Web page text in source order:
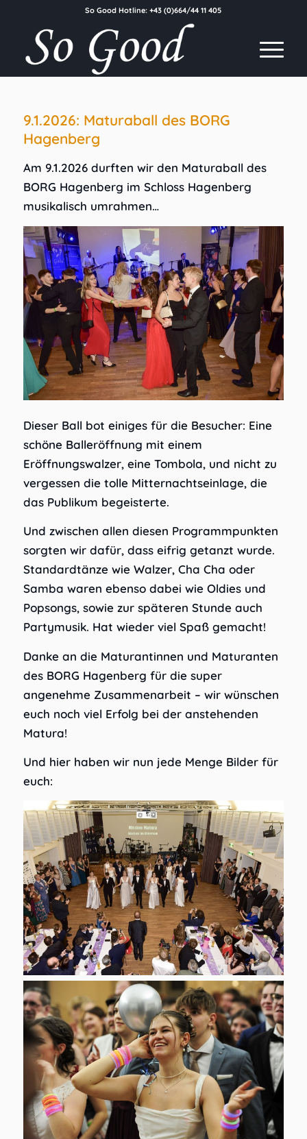
So Good Hotline:+43 (0)664/44 11 405
9.1.2026: Maturaball des BORG
Hagenberg
Am 9.1.2026 durften wir den Maturaball des
BORG Hagenberg im Schloss Hagenberg
musikalisch umrahmen…
Dieser Ball bot einiges für die Besucher: Eine
schöne Balleröffnung mit einem
Eröffnungswalzer, eine Tombola, und nicht zu
vergessen die tolle Mitternachtseinlage, die
das Publikum begeisterte.
Und zwischen allen diesen Programmpunkten
sorgten wir dafür, dass eifrig getanzt wurde.
Standardtänze wie Walzer, Cha Cha oder
Samba waren ebenso dabei wie Oldies und
Popsongs, sowie zur späteren Stunde auch
Partymusik. Hat wieder viel Spaß gemacht!
Danke an die Maturantinnen und Maturanten
des BORG Hagenberg für die super
angenehme Zusammenarbeit – wir wünschen
euch noch viel Erfolg bei der anstehenden
Matura!
Und hier haben wir nun jede Menge Bilder für
euch: